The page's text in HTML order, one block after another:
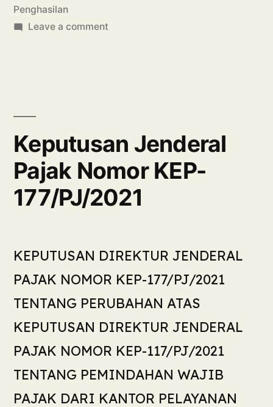
Penghasilan
Leave a comment
Keputusan Jenderal
Pajak Nomor KEP-
177/PJ/2021
KEPUTUSAN DIREKTUR JENDERAL
PAJAK NOMOR KEP-177/PJ/2021
TENTANG PERUBAHAN ATAS
KEPUTUSAN DIREKTUR JENDERAL
PAJAK NOMOR KEP-117/PJ/2021
TENTANG PEMINDAHAN WAJIB
PAJAK DARI KANTOR PELAYANAN